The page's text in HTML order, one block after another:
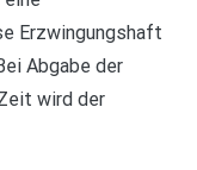
Erzwingungshaft
Abgabe der
wird der